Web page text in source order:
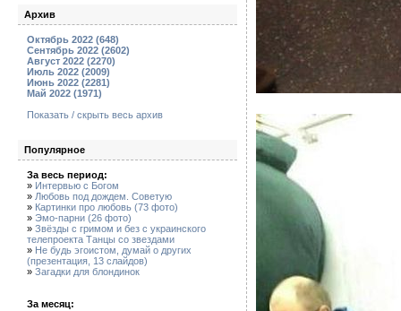
Архив
Октябрь 2022 (648)
Сентябрь 2022 (2602)
Август 2022 (2270)
Июль 2022 (2009)
Июнь 2022 (2281)
Май 2022 (1971)
Показать / скрыть весь архив
Популярное
За весь период:
» Интервью с Богом
» Любовь под дождем. Советую
» Картинки про любовь (73 фото)
» Эмо-парни (26 фото)
» Звёзды с гримом и без с украинского
телепроекта Танцы со звездами
» Не будь эгоистом, думай о других
(презентация, 13 слайдов)
» Загадки для блондинок
За месяц: